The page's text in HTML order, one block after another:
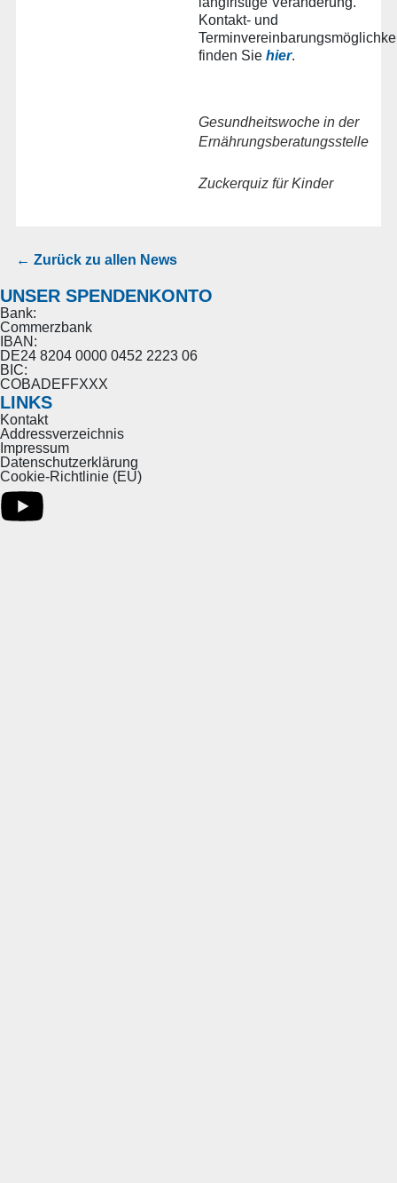
Kontakt- und
finden Sie hier.
Gesundheitswoche in der
Ernährungsberatungsstelle
Zuckerquiz für Kinder
← Zurück zu allen News
UNSER SPENDENKONTO
Bank:
Commerzbank
IBAN:
DE24 8204 0000 0452 2223 06
BIC:
COBADEFFXXX
LINKS
Kontakt
Addressverzeichnis
Impressum
Datenschutzerklärung
Cookie-Richtlinie (EU)